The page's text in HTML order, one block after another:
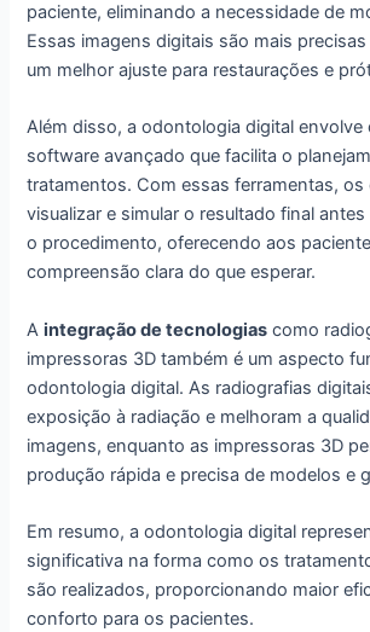
paciente, eliminando a necessidade de
Essas imagens digitais são mais
um melhor ajuste para restaurações e
Além disso, a odontologia digital envolve
software avançado que facilita o
tratamentos. Com essas ferramentas,
visualizar e simular o resultado final
o procedimento, oferecendo aos
compreensão clara do que esperar.
Aintegração de tecnologias como
impressoras 3D também é um aspecto
odontologia digital. As radiografias
exposição à radiação e melhoram a
imagens, enquanto as impressoras 3D
produção rápida e precisa de modelos e
Em resumo, a odontologia digital
significativa na forma como os
são realizados, proporcionando maior
conforto para os pacientes.